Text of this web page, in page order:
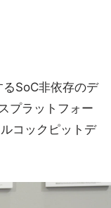
SoC非依存のデ
プラットフォー
コックピットデ